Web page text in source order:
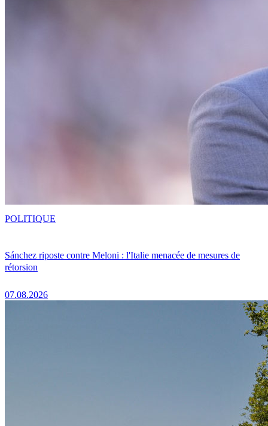
Sánchez riposte contre Meloni : l'Italie menacée de mesures de
rétorsion
07.08.2026
POLITIQUE